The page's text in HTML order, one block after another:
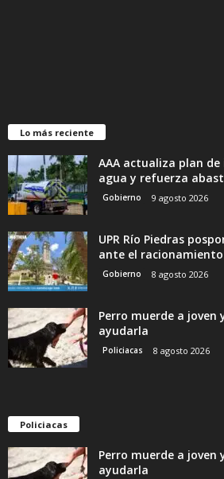
Lo más reciente
AAA actualiza plan
agua y refuerza
Gobierno 9 agosto 2026
UPR Río Piedras
ante el racionamiento
Gobierno 8 agosto 2026
Perro muerde a joven
ayudarla
Policiacas 8 agosto 2026
Policiacas
Perro muerde a joven
ayudarla